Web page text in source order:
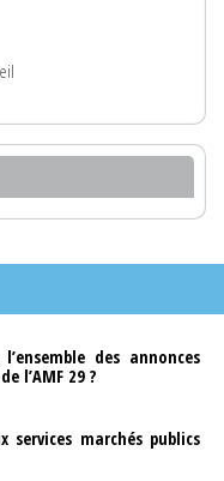
des annonces
l’AMF 29 ?
services marchés publics